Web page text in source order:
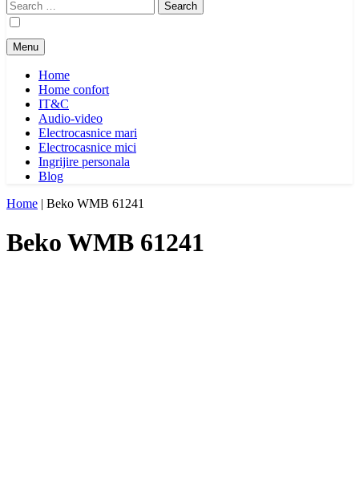
Search
for:
Menu
Home
Home confort
IT&C
Audio-video
Electrocasnice mari
Electrocasnice mici
Ingrijire personala
Blog
Home | Beko WMB 61241
Beko WMB 61241